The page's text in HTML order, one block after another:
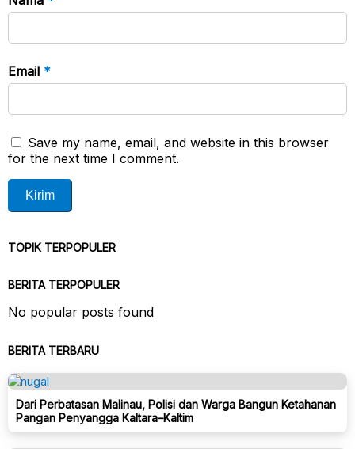
Email *
Save my name, email, and website in this browser
for the next time I comment.
TOPIK TERPOPULER
BERITA TERPOPULER
No popular posts found
BERITA TERBARU
Dari Perbatasan Malinau, Polisi dan Warga Bangun Ketahanan
Pangan Penyangga Kaltara–Kaltim